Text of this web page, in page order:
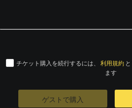
チケット購入を続行するには、 利用規約 と
ます
ゲストで購入